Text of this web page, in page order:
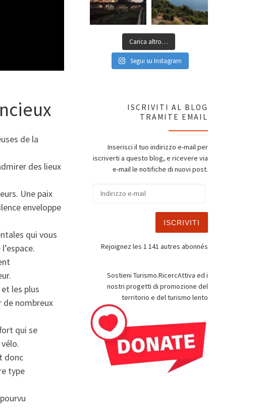
de la
des lieux
Une paix
enveloppe
qui vous
les plus
de nombreux
qui se
donc
type
Carica altro…
Segui su Instagram
ISCRIVITI AL BLOG
TRAMITE EMAIL
Inserisci il tuo indirizzo e-mail per
iscriverti a questo blog, e ricevere via
e-mail le notifiche di nuovi post.
ISCRIVITI
Rejoignez les 1 141 autres abonnés
Sostieni Turismo.RicercAttiva ed i
nostri progetti di promozione del
territorio e del turismo lento